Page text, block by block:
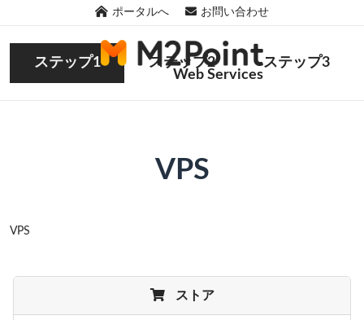
ポータルへ お問い合わせ
Web Services
ステップ1 ステップ2 ステップ3
VPS
VPS
ストア